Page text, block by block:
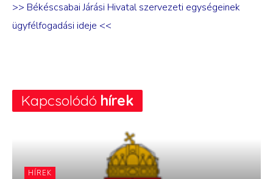
>> Békéscsabai Járási Hivatal szervezeti egységeinek
ügyfélfogadási ideje <<
Kapcsolódó hírek
HÍREK